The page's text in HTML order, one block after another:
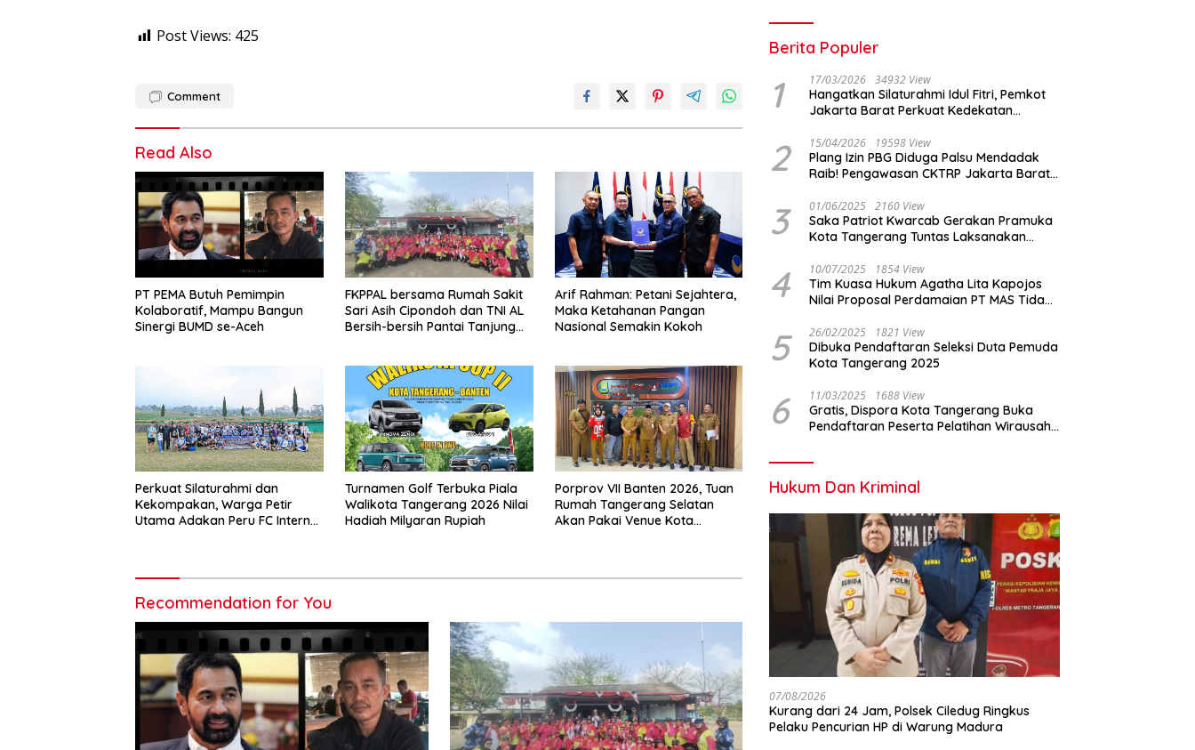
Post Views: 425
Comment
Read Also
PT PEMA Butuh Pemimpin
Kolaboratif, Mampu Bangun
Sinergi BUMD se-Aceh
FKPPAL bersama Rumah Sakit
Sari Asih Cipondoh dan TNI AL
Bersih-bersih Pantai Tanjung
Arif Rahman: Petani Sejahtera,
Maka Ketahanan Pangan
Nasional Semakin Kokoh
Perkuat Silaturahmi dan
Kekompakan, Warga Petir
Utama Adakan Peru FC Internal
Turnamen Golf Terbuka Piala
Walikota Tangerang 2026 Nilai
Hadiah Milyaran Rupiah
Porprov VII Banten 2026, Tuan
Rumah Tangerang Selatan
Akan Pakai Venue Kota
Recommendation for You
Berita Populer
1 17/03/2026 34932 View
Hangatkan Silaturahmi Idul Fitri, Pemkot
Jakarta Barat Perkuat Kedekatan
2 15/04/2026 19598 View
Plang Izin PBG Diduga Palsu Mendadak
Raib! Pengawasan CKTRP Jakarta Barat
3 01/06/2025 2160 View
Saka Patriot Kwarcab Gerakan Pramuka
Kota Tangerang Tuntas Laksanakan
4 10/07/2025 1854 View
Tim Kuasa Hukum Agatha Lita Kapojos
Nilai Proposal Perdamaian PT MAS Tidak
5 26/02/2025 1821 View
Dibuka Pendaftaran Seleksi Duta Pemuda
Kota Tangerang 2025
6 11/03/2025 1688 View
Gratis, Dispora Kota Tangerang Buka
Pendaftaran Peserta Pelatihan Wirausaha
Hukum Dan Kriminal
07/08/2026
Kurang dari 24 Jam, Polsek Ciledug Ringkus
Pelaku Pencurian HP di Warung Madura